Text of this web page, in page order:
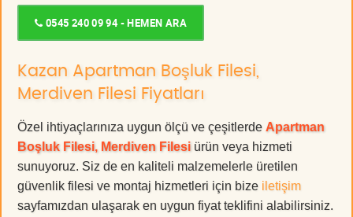
0545 240 09 94 - HEMEN ARA
Kazan Apartman Boşluk Filesi,
Merdiven Filesi Fiyatları
Özel ihtiyaçlarınıza uygun ölçü ve çeşitlerde Apartman
Boşluk Filesi, Merdiven Filesi ürün veya hizmeti
sunuyoruz. Siz de en kaliteli malzemelerle üretilen
güvenlik filesi ve montaj hizmetleri için bize iletişim
sayfamızdan ulaşarak en uygun fiyat teklifini alabilirsiniz.